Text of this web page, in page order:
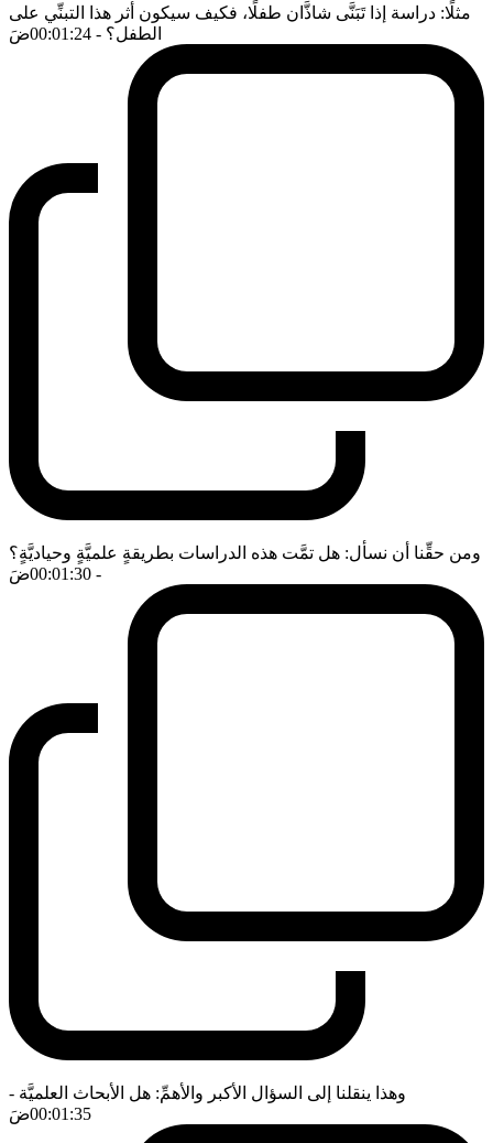
مثلًا: دراسة إذا تَبَنَّى شاذَّان طفلًا، فكيف سيكون أثر هذا التبنِّي على
الطفل؟ - 00:01:24 ضَ
ومن حقِّنا أن نسأل: هل تمَّت هذه الدراسات بطريقةٍ علميَّةٍ وحياديَّةٍ؟
- 00:01:30
ضَ
وهذا ينقلنا إلى السؤال الأكبر والأهمِّ: هل الأبحاث العلميَّة -
00:01:35ضَ